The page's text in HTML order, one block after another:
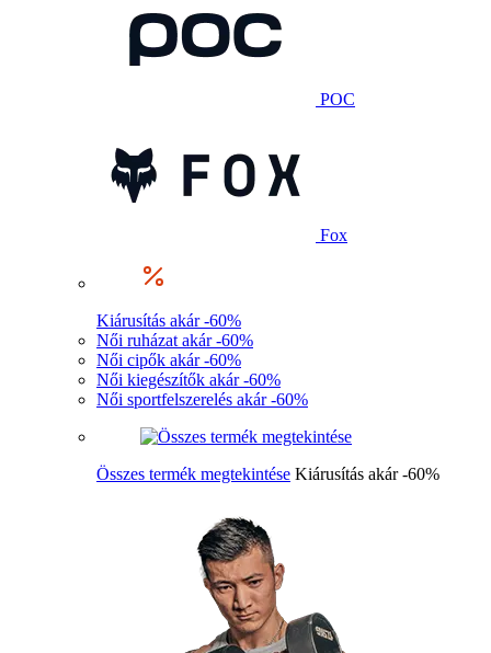
POC
Fox
Kiárusítás akár -60%
Női ruházat akár -60%
Női cipők akár -60%
Női kiegészítők akár -60%
Női sportfelszerelés akár -60%
Összes termék megtekintése Kiárusítás akár -60%